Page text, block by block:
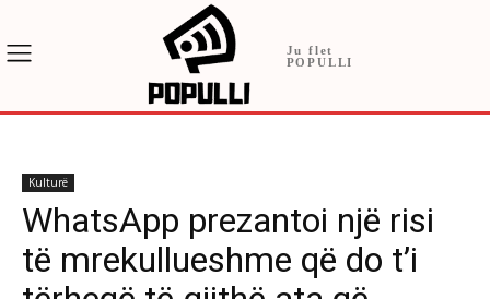
Ju flet
POPULLI
Kulturë
WhatsApp prezantoi një risi
të mrekullueshme që do t’i